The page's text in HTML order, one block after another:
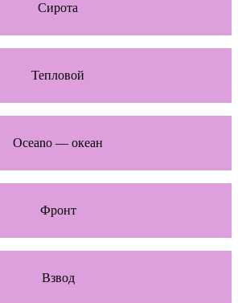
Сирота
Тепловой
Oceano — океан
Фронт
Взвод